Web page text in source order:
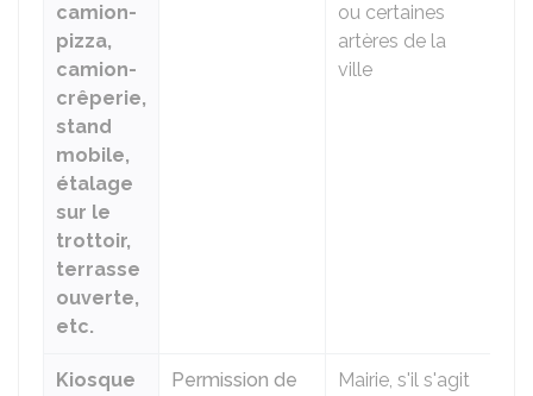
camion-
pizza,
camion-
crêperie,
stand
mobile,
étalage
sur le
trottoir,
terrasse
ouverte,
etc.
ou certaines
artères de la
ville
Kiosque
Permission de
Mairie, s'il s'agit